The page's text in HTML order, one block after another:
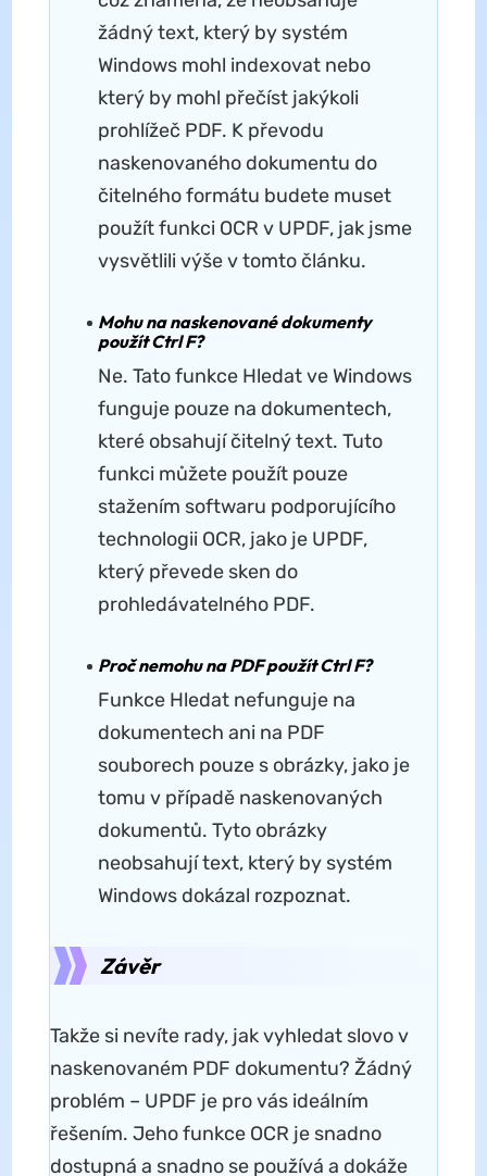
žádný text, který by systém
Windows mohl indexovat nebo
který by mohl přečíst jakýkoli
prohlížeč PDF. K převodu
naskenovaného dokumentu do
čitelného formátu budete muset
použít funkci OCR v UPDF, jak jsme
vysvětlili výše v tomto článku.
Mohu na naskenované dokumenty
použít Ctrl F?
Ne. Tato funkce Hledat ve Windows
funguje pouze na dokumentech,
které obsahují čitelný text. Tuto
funkci můžete použít pouze
stažením softwaru podporujícího
technologii OCR, jako je UPDF,
který převede sken do
prohledávatelného PDF.
Proč nemohu na PDF použít Ctrl F?
Funkce Hledat nefunguje na
dokumentech ani na PDF
souborech pouze s obrázky, jako je
tomu v případě naskenovaných
dokumentů. Tyto obrázky
neobsahují text, který by systém
Windows dokázal rozpoznat.
Závěr
Takže si nevíte rady, jak vyhledat slovo v
naskenovaném PDF dokumentu? Žádný
problém – UPDF je pro vás ideálním
řešením. Jeho funkce OCR je snadno
dostupná a snadno se používá a dokáže